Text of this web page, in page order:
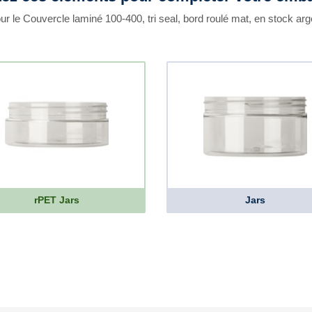
le Couvercle laminé 100-400, tri seal, bord roulé mat, en stock
rPET Jars Jars